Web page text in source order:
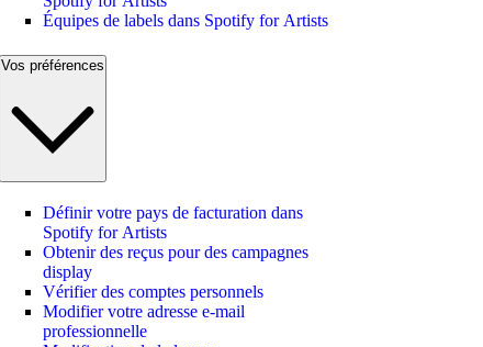
Équipes de labels dans Spotify for Artists
Vos préférences
Définir votre pays de facturation dans
Spotify for Artists
Obtenir des reçus pour des campagnes
display
Vérifier des comptes personnels
Modifier votre adresse e-mail
professionnelle